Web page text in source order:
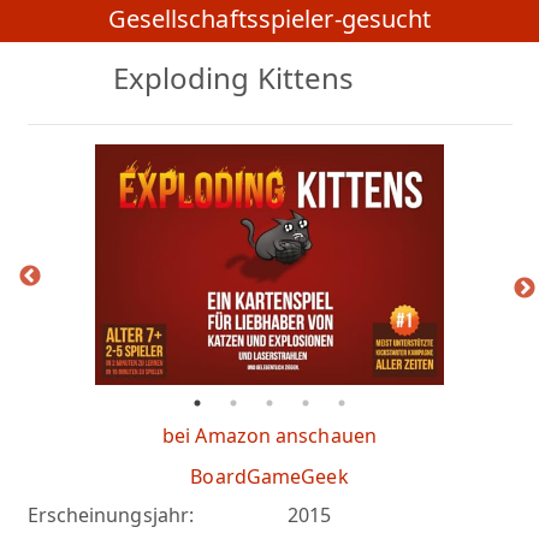
Gesellschaftsspieler-gesucht
Exploding Kittens
Erscheinungsjahr:
2015
bei Amazon anschauen
BoardGameGeek